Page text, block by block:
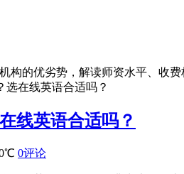
构的优劣势，解读师资水平、收
选在线英语合适吗？
线英语合适吗？
0评论